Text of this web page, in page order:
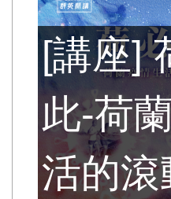
[講座]
此-荷
活的